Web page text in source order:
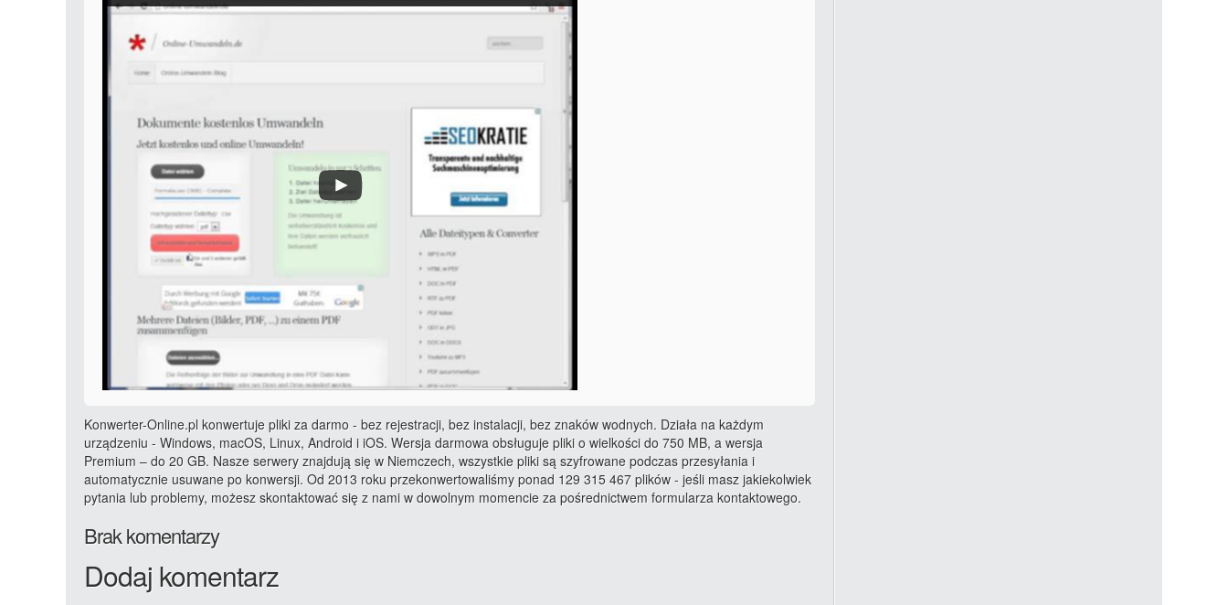
Konwerter-Online.pl konwertuje pliki za darmo - bez rejestracji, bez instalacji, bez znaków wodnych. Działa na każdym
urządzeniu - Windows, macOS, Linux, Android i iOS. Wersja darmowa obsługuje pliki o wielkości do 750 MB, a wersja
Premium – do 20 GB. Nasze serwery znajdują się w Niemczech, wszystkie pliki są szyfrowane podczas przesyłania i
automatycznie usuwane po konwersji. Od 2013 roku przekonwertowaliśmy ponad 129 315 467 plików - jeśli masz jakiekolwiek
pytania lub problemy, możesz skontaktować się z nami w dowolnym momencie za pośrednictwem formularza kontaktowego.
Brak komentarzy
Dodaj komentarz